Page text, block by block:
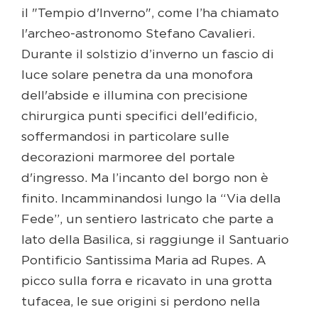
il "Tempio d'Inverno", come l’ha chiamato
l'archeo-astronomo Stefano Cavalieri.
Durante il solstizio d’inverno un fascio di
luce solare penetra da una monofora
dell'abside e illumina con precisione
chirurgica punti specifici dell'edificio,
soffermandosi in particolare sulle
decorazioni marmoree del portale
d'ingresso. Ma l’incanto del borgo non è
finito. Incamminandosi lungo la “Via della
Fede”, un sentiero lastricato che parte a
lato della Basilica, si raggiunge il Santuario
Pontificio Santissima Maria ad Rupes. A
picco sulla forra e ricavato in una grotta
tufacea, le sue origini si perdono nella